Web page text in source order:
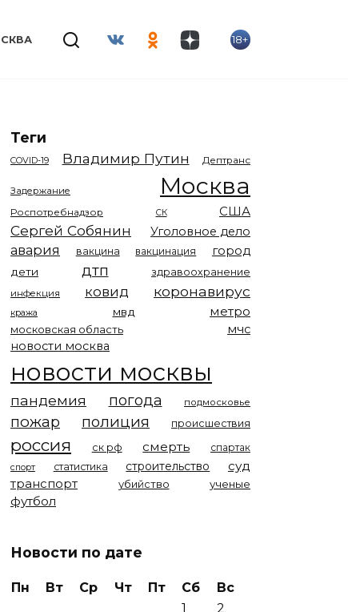
18+
Теги
COVID-19 Владимир Путин Дептранс
Задержание Москва
Роспотребнадзор СК США
Сергей Собянин Уголовное дело
авария вакцина вакцинация город
дети дтп здравоохранение
инфекция ковид коронавирус
кража мвд метро
московская область
мчс
новости москва
новости москвы
пандемия погода подмосковье
пожар полиция происшествия
россия ск рф смерть спартак
спорт статистика строительство
суд
транспорт
убийство ученые
футбол
Новости по дате
Пн Вт Ср Чт Пт Сб
Вс
1
2